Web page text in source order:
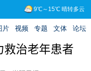
救治老年患者